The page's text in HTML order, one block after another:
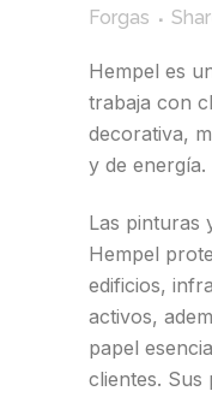
Forgas
Hempel es
trabaja con
decorativa,
y de energía.
Las pinturas
Hempel
edificios,
activos,
papel
clientes. Sus